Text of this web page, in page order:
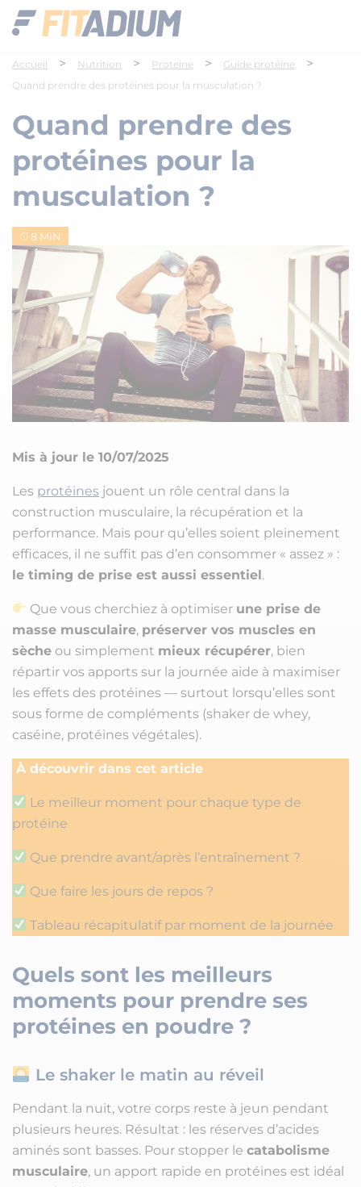
Accueil > Nutrition > Proteine > Guide protéine >
Quand prendre des protéines pour la musculation ?
Quand prendre des
protéines pour la
musculation ?
8 MIN
Mis à jour le 10/07/2025
Les protéines jouent un rôle central dans la
construction musculaire, la récupération et la
performance. Mais pour qu’elles soient pleinement
efficaces, il ne suffit pas d’en consommer « assez » :
le timing de prise est aussi essentiel.
Que vous cherchiez à optimiser une prise de
masse musculaire, préserver vos muscles en
sèche ou simplement mieux récupérer, bien
répartir vos apports sur la journée aide à maximiser
les effets des protéines — surtout lorsqu’elles sont
sous forme de compléments (shaker de whey,
caséine, protéines végétales).
À découvrir dans cet article
Le meilleur moment pour chaque type de
protéine
Que prendre avant/après l’entraînement ?
Que faire les jours de repos ?
Tableau récapitulatif par moment de la journée
Quels sont les meilleurs
moments pour prendre ses
protéines en poudre ?
Le shaker le matin au réveil
Pendant la nuit, votre corps reste à jeun pendant
plusieurs heures. Résultat : les réserves d’acides
aminés sont basses. Pour stopper le catabolisme
musculaire, un apport rapide en protéines est idéal